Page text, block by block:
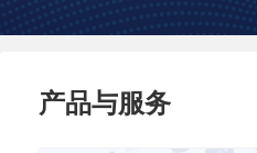
产品与服务